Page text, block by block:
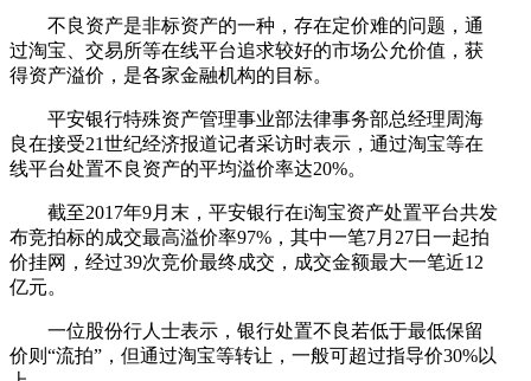
不良资产是非标资产的一种，存在定价难的问题，通
过淘宝、交易所等在线平台追求较好的市场公允价值，获
得资产溢价，是各家金融机构的目标。
平安银行特殊资产管理事业部法律事务部总经理周海
良在接受21世纪经济报道记者采访时表示，通过淘宝等在
线平台处置不良资产的平均溢价率达20%。
截至2017年9月末，平安银行在i淘宝资产处置平台共发
布竞拍标的成交最高溢价率97%，其中一笔7月27日一起拍
价挂网，经过39次竞价最终成交，成交金额最大一笔近12
亿元。
一位股份行人士表示，银行处置不良若低于最低保留
价则“流拍”，但通过淘宝等转让，一般可超过指导价30%以